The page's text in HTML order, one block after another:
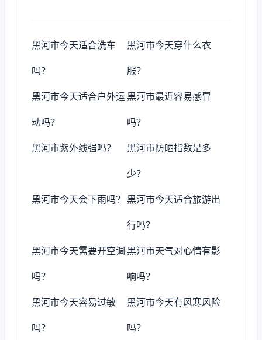
黑河市今天适合洗车
吗？
黑河市今天穿什么衣
服？
黑河市今天适合户外运
动吗？
黑河市最近容易感冒
吗？
黑河市紫外线强吗？ 黑河市防晒指数是多
少？
黑河市今天会下雨吗？ 黑河市今天适合旅游出
行吗？
黑河市今天需要开空调
吗？
黑河市天气对心情有影
响吗？
黑河市今天容易过敏
吗？
黑河市今天有风寒风险
吗？